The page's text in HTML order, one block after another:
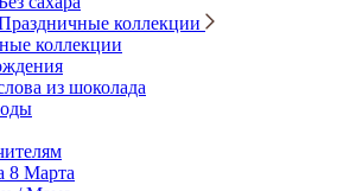
коллекции
коллекции
из шоколада
8 Марта